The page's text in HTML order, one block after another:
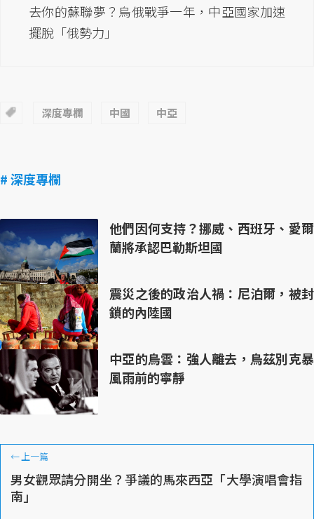
去你的蘇聯夢？烏俄戰爭一年，中亞國家加速
擺脫「俄勢力」
深度專欄 中國 中亞
# 深度專欄
他們因何支持？挪威、西班牙、愛爾
蘭將承認巴勒斯坦國
震災之後的政治人禍：尼泊爾，被封
鎖的內陸國
中亞的烏雲：強人離去，烏茲別克暴
風雨前的寧靜
← 上一篇
男女觀眾請分開坐？爭議的馬來西亞「大學演唱會指
南」